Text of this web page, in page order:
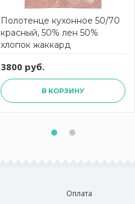
Полотенце кухонное 50/70
красный, 50% лен 50%
хлопок жаккард
3800 руб.
В КОРЗИНУ
Оплата